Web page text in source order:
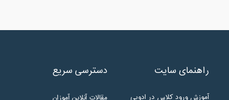
راهنمای سایت
آموزش ورود کلاس در ادوبی
دسترسی سریع